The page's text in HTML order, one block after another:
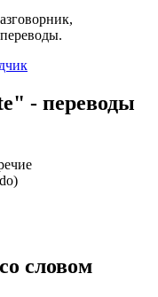
- переводы
словом